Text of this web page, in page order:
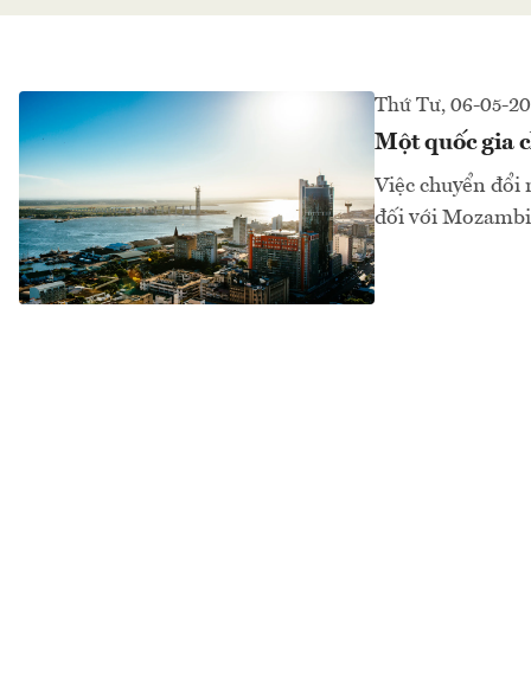
Thứ Tư, 06-05-
Một quốc gia
Việc chuyển đổi
đối với